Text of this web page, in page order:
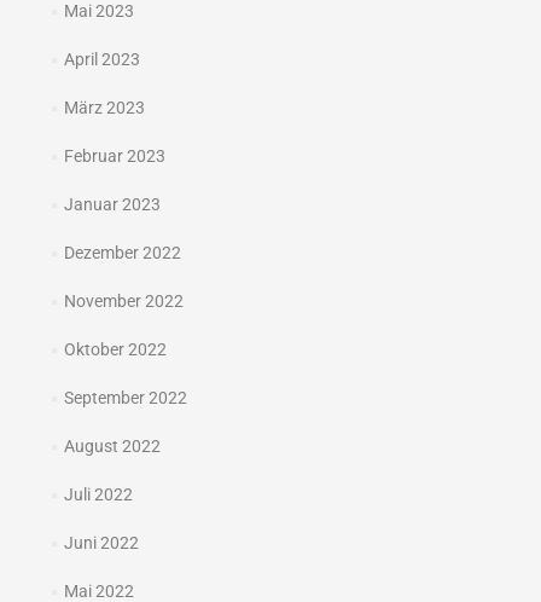
Mai 2023
April 2023
März 2023
Februar 2023
Januar 2023
Dezember 2022
November 2022
Oktober 2022
September 2022
August 2022
Juli 2022
Juni 2022
Mai 2022